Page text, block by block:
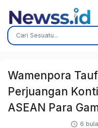
Wamenpora
Perjuangan
ASEAN Para
6